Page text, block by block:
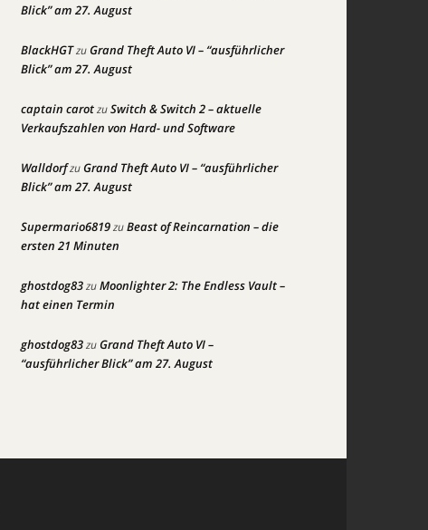
Blick” am 27. August
BlackHGTzuGrand Theft Auto VI – “ausführlicher
Blick” am 27. August
captain carotzuSwitch & Switch 2 – aktuelle
Verkaufszahlen von Hard- und Software
WalldorfzuGrand Theft Auto VI – “ausführlicher
Blick” am 27. August
Supermario6819zuBeast of Reincarnation – die
ersten 21 Minuten
ghostdog83zuMoonlighter 2: The Endless Vault –
hat einen Termin
ghostdog83zuGrand Theft Auto VI –
“ausführlicher Blick” am 27. August